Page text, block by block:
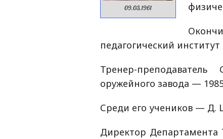
09.03.1961
педагогический
Тренер-преподаватель
оружейного завода —
Среди его учеников — Д.
Директор Департамента